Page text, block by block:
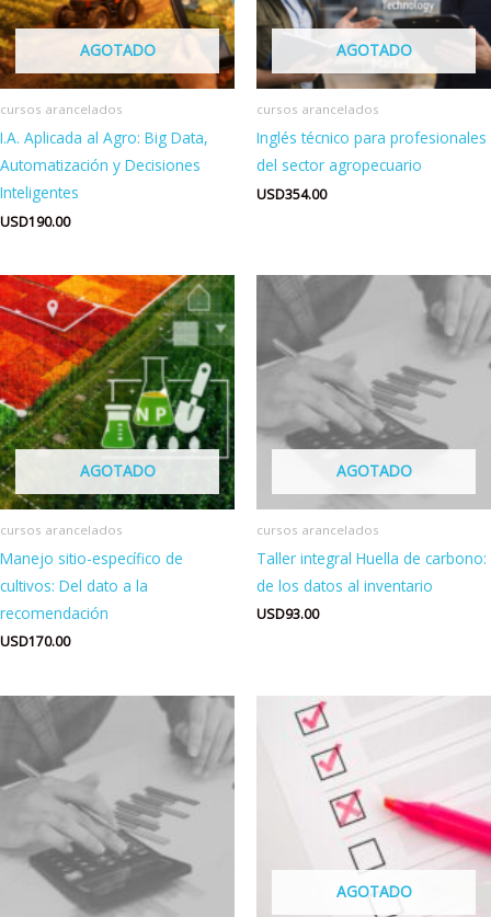
AGOTADO
cursos arancelados
I.A. Aplicada al Agro: Big Data,
Automatización y Decisiones
Inteligentes
USD190.00
AGOTADO
cursos arancelados
Inglés técnico para profesionales
del sector agropecuario
USD354.00
AGOTADO
cursos arancelados
Manejo sitio-específico de
cultivos: Del dato a la
recomendación
USD170.00
AGOTADO
cursos arancelados
Taller integral Huella de carbono:
de los datos al inventario
USD93.00
AGOTADO